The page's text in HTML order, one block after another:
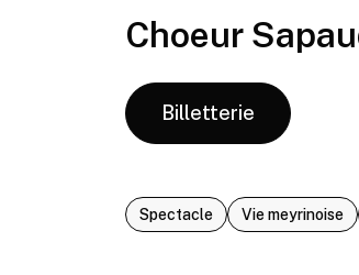
Choeur
Billetterie
Spectacle Vie meyrinoise